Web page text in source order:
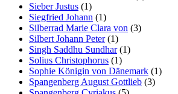
Sieber Justus (1)
Siegfried Johann (1)
Silberrad Marie Clara von (3)
Silbert Johann Peter(1)
Singh Saddhu Sundhar(1)
Solius Christophorus (1)
Sophie Königin von Dänemark (1)
Spangenberg August Gottlieb (3)